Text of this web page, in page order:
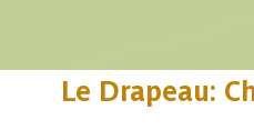
Le Drapeau: